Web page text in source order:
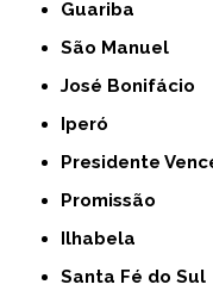
Guariba
São Manuel
José Bonifácio
Iperó
Presidente
Promissão
Ilhabela
Santa Fé do Sul